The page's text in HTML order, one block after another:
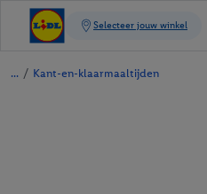
/ Kant-en-klaarmaaltijden